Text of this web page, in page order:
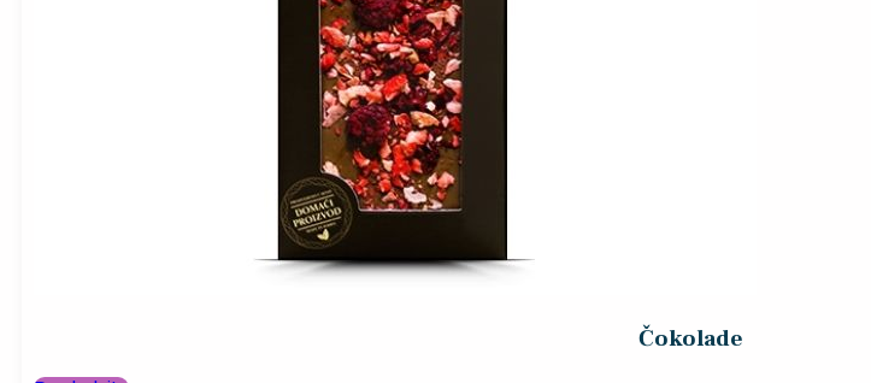
Čokolade